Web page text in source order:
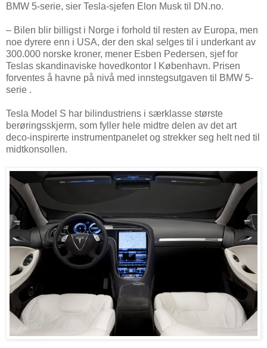
BMW 5-serie, sier Tesla-sjefen Elon Musk til DN.no.
– Bilen blir billigst i Norge i forhold til resten av Europa, men
noe dyrere enn i USA, der den skal selges til i underkant av
300.000 norske kroner, mener Esben Pedersen, sjef for
Teslas skandinaviske hovedkontor I København. Prisen
forventes å havne på nivå med innstegsutgaven til BMW 5-
serie .
Tesla Model S har bilindustriens i særklasse største
berøringsskjerm, som fyller hele midtre delen av det art
deco-inspirerte instrumentpanelet og strekker seg helt ned til
midtkonsollen.